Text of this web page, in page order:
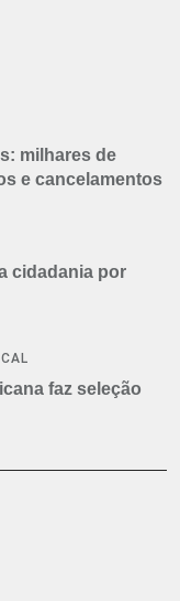
milhares de
e cancelamentos
cidadania por
faz seleção